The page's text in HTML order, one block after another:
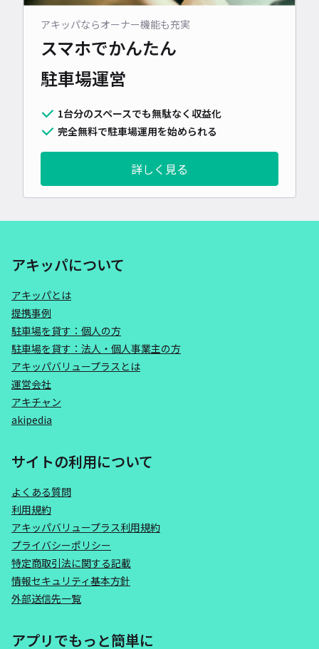
アキッパならオーナー機能も充実
スマホでかんたん
駐車場運営
1台分のスペースでも無駄なく収益化
完全無料で駐車場運用を始められる
詳しく見る
アキッパについて
アキッパとは
提携事例
駐車場を貸す：個人の方
駐車場を貸す：法人・個人事業主の方
アキッパバリュープラスとは
運営会社
アキチャン
akipedia
サイトの利用について
よくある質問
利用規約
アキッパバリュープラス利用規約
プライバシーポリシー
特定商取引法に関する記載
情報セキュリティ基本方針
外部送信先一覧
アプリでもっと簡単に